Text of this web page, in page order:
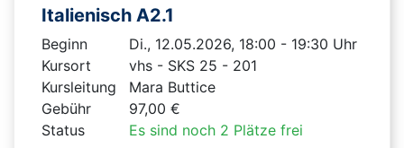
Italienisch A2.1
Beginn
Di., 12.05.2026, 18:00 - 19:30 Uhr
Kursort
vhs - SKS 25 - 201
Kursleitung
Mara Buttice
Gebühr
97,00 €
Status
Es sind noch 2 Plätze frei